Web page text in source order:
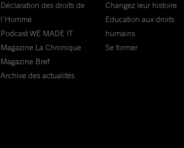
Déclaration des droits de
l'Homme
Podcast WE MADE IT
Magazine La Chronique
Magazine Bref
Archive des actualités
Changez leur histoire
Education aux droits
humains
Se former